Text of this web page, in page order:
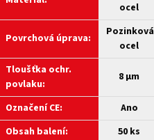
ocel
Povrchová úprava:
Pozinková
ocel
Tloušťka ochr.
povlaku:
8 µm
Označení CE:
Ano
Obsah balení:
50 ks